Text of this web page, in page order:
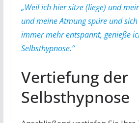
„Weil ich hier sitze (liege) und
und meine Atmung spüre und
immer mehr entspannt, genieße
Selbsthypnose.“
Vertiefung der
Selbsthypnose